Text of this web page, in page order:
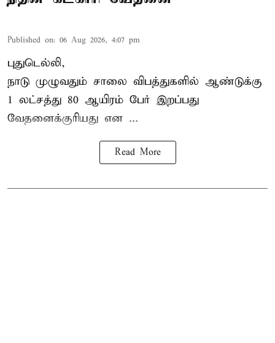
Published on: 06 Aug 2026, 4:07 pm
புதுடெல்லி,
நாடு முழுவதும் சாலை விபத்துகளில் ஆண்டுக்கு
1 லட்சத்து 80 ஆயிரம் பேர் இறப்பது
வேதனைக்குரியது என ...
Read More